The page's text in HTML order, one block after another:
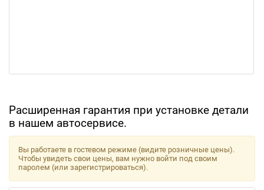
Расширенная гарантия при установке детали
в нашем автосервисе.
Вы работаете в гостевом режиме (видите розничные цены).
Чтобы увидеть свои цены, вам нужно войти под своим
паролем (или зарегистрироваться).